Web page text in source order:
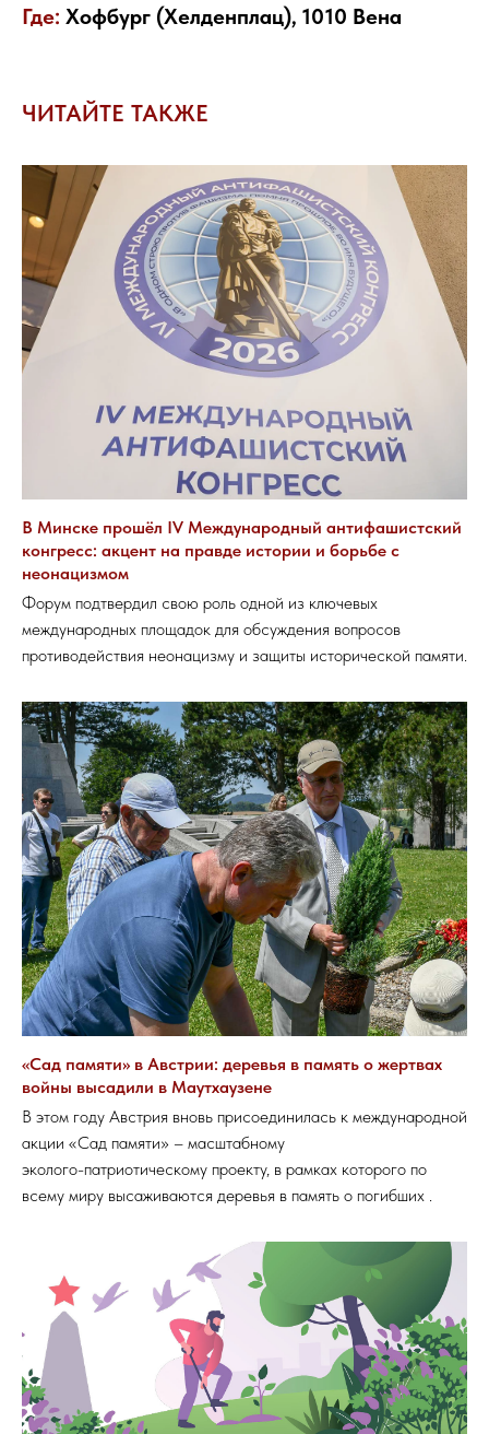
Где: Хофбург (Хелденплац), 1010 Вена
ЧИТАЙТЕ ТАКЖЕ
В Минске прошёл IV Международный антифашистский
конгресс: акцент на правде истории и борьбе с
неонацизмом
Форум подтвердил свою роль одной из ключевых
международных площадок для обсуждения вопросов
противодействия неонацизму и защиты исторической памяти.
«Сад памяти» в Австрии: деревья в память о жертвах
войны высадили в Маутхаузене
В этом году Австрия вновь присоединилась к международной
акции «Сад памяти» – масштабному
эколого-патриотическому проекту, в рамках которого по
всему миру высаживаются деревья в память о погибших .